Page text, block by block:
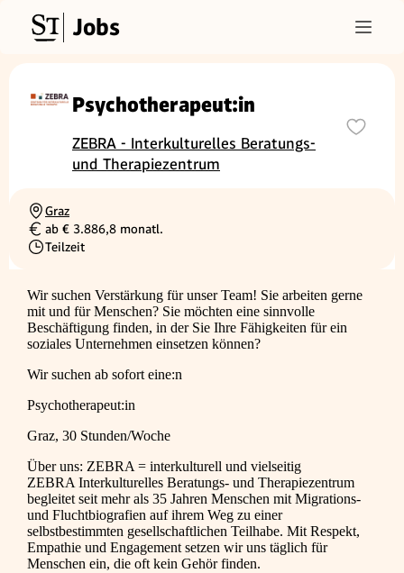
Jobs
Psychotherapeut:in
ZEBRA - Interkulturelles Beratungs-
und Therapiezentrum
Ortschaft
Graz
Gehalt
ab € 3.886,8 monatl.
Beschäftigungsart
Teilzeit
Wir suchen Verstärkung für unser Team! Sie arbeiten gerne
mit und für Menschen? Sie möchten eine sinnvolle
Beschäftigung finden, in der Sie Ihre Fähigkeiten für ein
soziales Unternehmen einsetzen können?
Wir suchen ab sofort eine:n
Psychotherapeut:in
Graz, 30 Stunden/Woche
Über uns: ZEBRA = interkulturell und vielseitig
ZEBRA Interkulturelles Beratungs- und Therapiezentrum
begleitet seit mehr als 35 Jahren Menschen mit Migrations-
und Fluchtbiografien auf ihrem Weg zu einer
selbstbestimmten gesellschaftlichen Teilhabe. Mit Respekt,
Empathie und Engagement setzen wir uns täglich für
Menschen ein, die oft kein Gehör finden.